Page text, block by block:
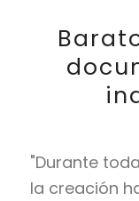
"Durante
la creación